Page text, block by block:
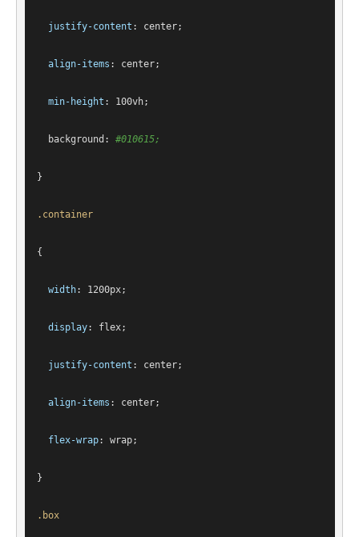
justify-content : center;
align-items : center;
min-height : 100vh;
background : #010615;
}
.container
{
width: 1200px;
display: flex;
justify-content : center;
align-items : center;
flex-wrap: wrap;
}
.box